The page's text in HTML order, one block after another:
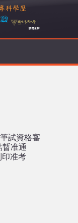
試資格審
准通
印准考